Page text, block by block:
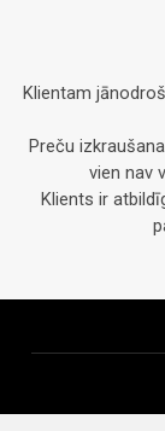
Klientam
Preču
vien nav
Klients ir